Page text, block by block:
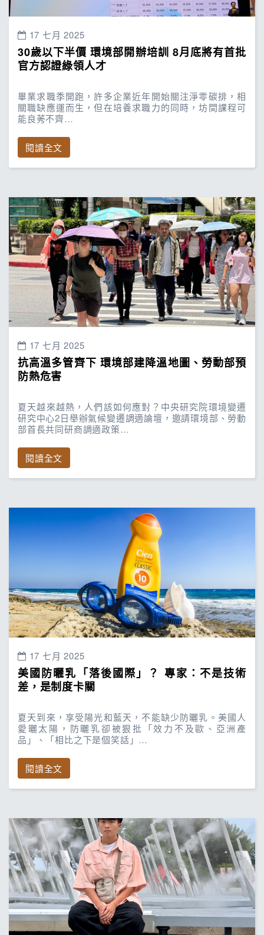
17 七月 2025
30歲以下半價 環境部開辦培訓 8月底將有首批
官方認證綠領人才
畢業求職季開跑，許多企業近年開始關注淨零碳排，相
關職缺應運而生，但在培養求職力的同時，坊間課程可
能良莠不齊…
閱讀全文
17 七月 2025
抗高溫多管齊下 環境部建降溫地圖、勞動部預
防熱危害
夏天越來越熱，人們該如何應對？中央研究院環境變遷
研究中心2日舉辦氣候變遷調適論壇，邀請環境部、勞動
部首長共同研商調適政策…
閱讀全文
17 七月 2025
美國防曬乳「落後國際」？ 專家：不是技術
差，是制度卡關
夏天到來，享受陽光和藍天，不能缺少防曬乳。美國人
愛曬太陽，防曬乳卻被狠批「效力不及歐、亞洲產
品」、「相比之下是個笑話」…
閱讀全文